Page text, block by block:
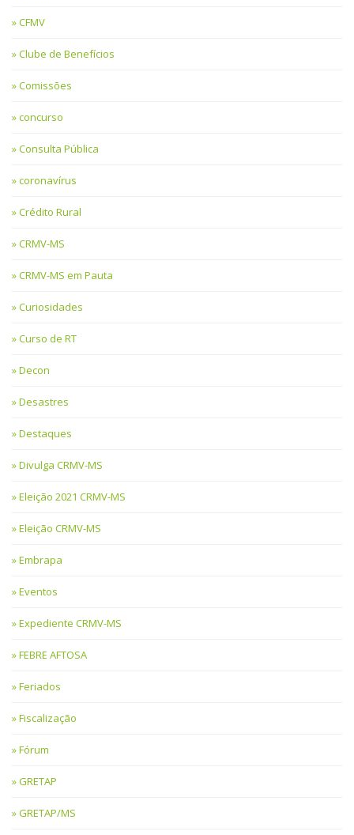
CFMV
Clube de Benefícios
Comissões
concurso
Consulta Pública
coronavírus
Crédito Rural
CRMV-MS
CRMV-MS em Pauta
Curiosidades
Curso de RT
Decon
Desastres
Destaques
Divulga CRMV-MS
Eleição 2021 CRMV-MS
Eleição CRMV-MS
Embrapa
Eventos
Expediente CRMV-MS
FEBRE AFTOSA
Feriados
Fiscalização
Fórum
GRETAP
GRETAP/MS